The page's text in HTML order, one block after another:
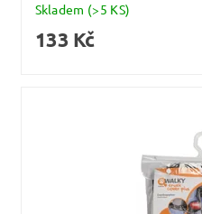
Skladem (>5 KS)
133 Kč